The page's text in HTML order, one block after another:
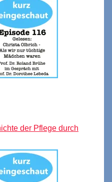
der Pflege durch